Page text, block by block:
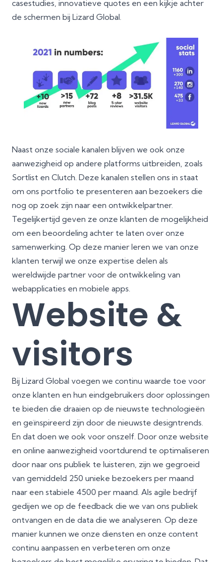
casestudies, innovatieve quotes en een kijkje achter
de schermen bij Lizard Global.
Naast onze sociale kanalen blijven we ook onze
aanwezigheid op andere platforms uitbreiden, zoals
Sortlist en Clutch. Deze kanalen stellen ons in staat
om ons portfolio te presenteren aan bezoekers die
nog op zoek zijn naar een ontwikkelpartner.
Tegelijkertijd geven ze onze klanten de mogelijkheid
om een beoordeling achter te laten over onze
samenwerking. Op deze manier leren we van onze
klanten terwijl we onze expertise delen als
wereldwijde partner voor de ontwikkeling van
webapplicaties en mobiele apps.
Website &
visitors
Bij Lizard Global voegen we continu waarde toe voor
onze klanten en hun eindgebruikers door oplossingen
te bieden die draaien op de nieuwste technologieën
en geïnspireerd zijn door de nieuwste designtrends.
En dat doen we ook voor onszelf. Door onze website
en online aanwezigheid voortdurend te optimaliseren
door naar ons publiek te luisteren, zijn we gegroeid
van gemiddeld 250 unieke bezoekers per maand
naar een stabiele 4500 per maand. Als agile bedrijf
gedijen we op de feedback die we van ons publiek
ontvangen en de data die we analyseren. Op deze
manier kunnen we onze diensten en onze content
continu aanpassen en verbeteren om onze